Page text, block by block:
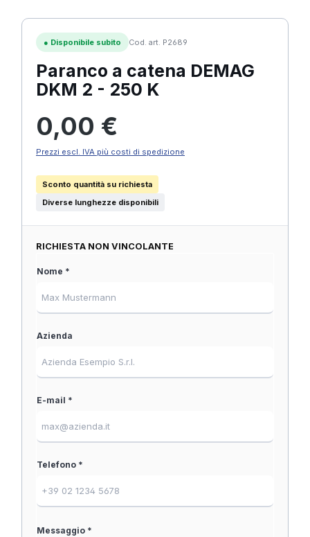
● Disponibile subito Cod. art. P2689
Paranco a catena DEMAG
DKM 2 - 250 K
0,00 €
Prezzi escl. IVA più costi di spedizione
Sconto quantità su richiesta
Diverse lunghezze disponibili
RICHIESTA NON VINCOLANTE
Nome *
Azienda
E-mail *
Telefono *
Messaggio *